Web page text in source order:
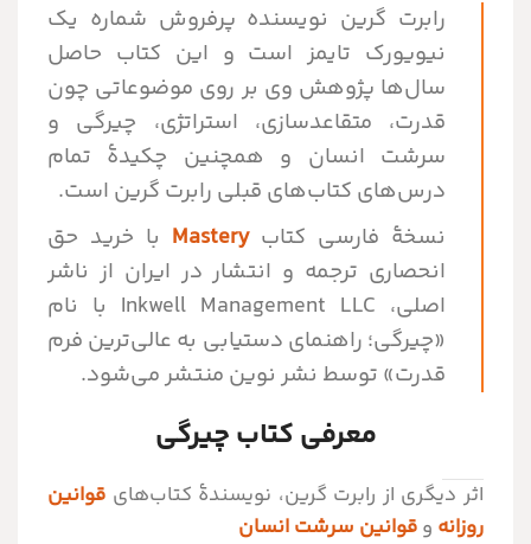
رابرت گرین نویسنده پرفروش شماره یک
نیویورک تایمز است و این کتاب حاصل
سال‌ها پژوهش وی بر روی موضوعاتی چون
قدرت، متقاعد‌سازی، استراتژی، چیرگی و
سرشت انسان و همچنین چکیدهٔ تمام
درس‌های کتاب‌های قبلی رابرت گرین است.
نسخۀ فارسی کتابMastery با خرید حق
انحصاری ترجمه و انتشار در ایران از ناشر
اصلی، Inkwell Management LLC با نام
«چیرگی؛ راهنمای دستیابی به عالی‌ترین فرم
قدرت» توسط نشر نوین منتشر می‌شود.
معرفی کتاب چیرگی
اثر دیگری از رابرت گرین، نویسندۀ کتاب‌های قوانین
روزانه وقوانین سرشت انسان